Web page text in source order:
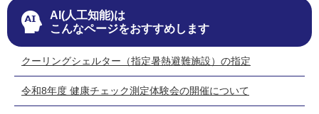
AI(人工知能)は
こんなページをおすすめします
クーリングシェルター（指定暑熱避難施設）の指定
令和8年度 健康チェック測定体験会の開催について